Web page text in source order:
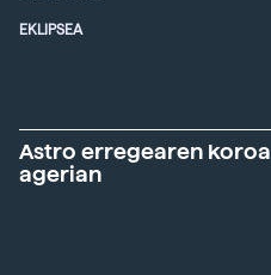
EKLIPSEA
Astro erregearen koroa
agerian